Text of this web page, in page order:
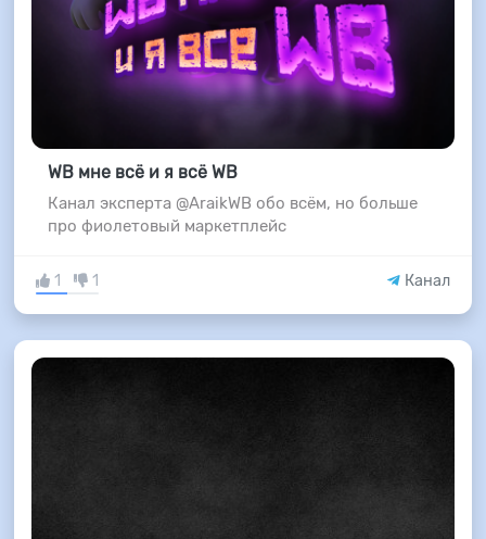
WB мне всё и я всё WB
Канал эксперта @AraikWB обо всём, но больше
про фиолетовый маркетплейс
1 1 Канал